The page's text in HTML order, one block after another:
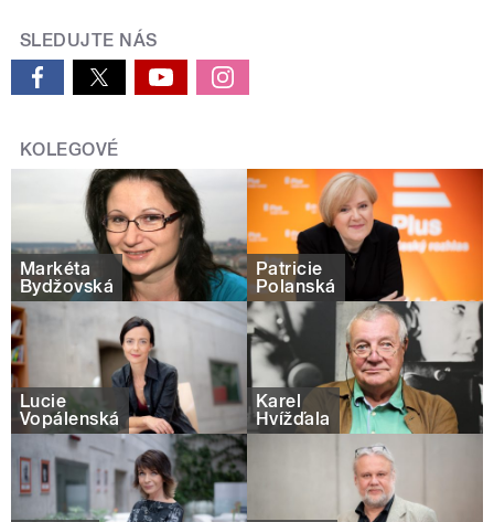
SLEDUJTE NÁS
KOLEGOVÉ
Markéta
Bydžovská
Patricie
Polanská
Lucie
Vopálenská
Karel
Hvížďala